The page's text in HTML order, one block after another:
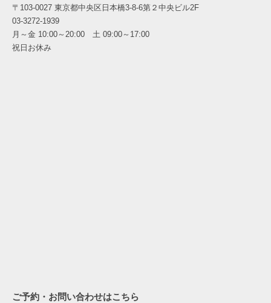
〒103-0027 東京都中央区日本橋3-8-6第２中央ビル2F
03-3272-1939
月～金 10:00～20:00 土 09:00～17:00
祝日お休み
ご予約・お問い合わせはこちら